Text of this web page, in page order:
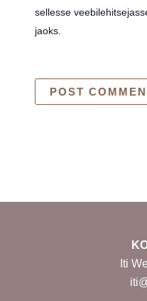
sellesse
jaoks.
Iti